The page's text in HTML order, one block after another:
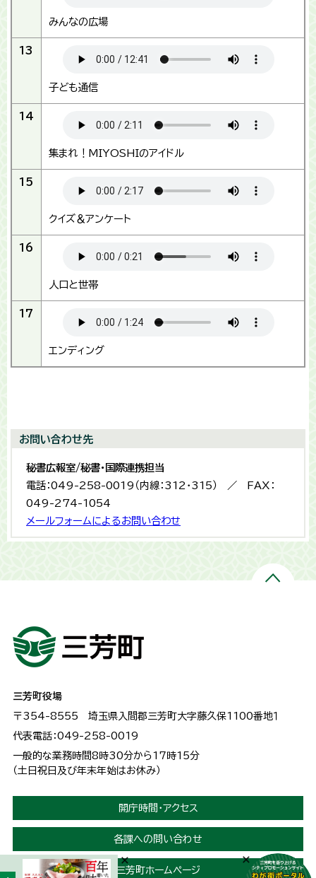
みんなの広場
13
子ども通信
14
集まれ！MIYOSHIのアイドル
15
クイズ＆アンケート
16
人口と世帯
17
エンディング
お問い合わせ先
秘書広報室/秘書・国際連携担当
電話：049-258-0019（内線：312・315） ／ FAX：
049-274-1054
メールフォームによるお問い合わせ
三芳町役場
〒354-8555 埼玉県入間郡三芳町大字藤久保1100番地１
代表電話：049-258-0019
一般的な業務時間8時30分から17時15分
（土日祝日及び年末年始はお休み）
開庁時間・アクセス
各課への問い合わせ
三芳町ホームページ